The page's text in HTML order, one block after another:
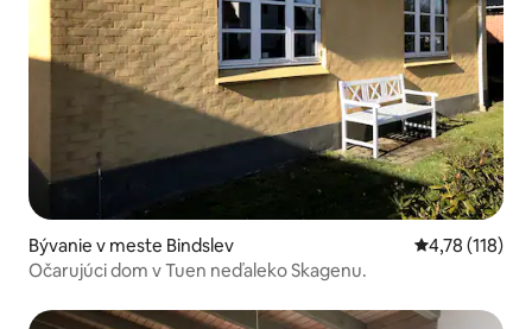
Bývanie v meste Bindslev Priemerné
4,78 (118)
Očarujúci dom v Tuen neďaleko Skagenu.